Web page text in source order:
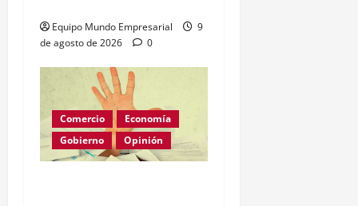
Equipo Mundo Empresarial
9
de agosto de 2026
0
Comercio
Economía
Gobierno
Opinión